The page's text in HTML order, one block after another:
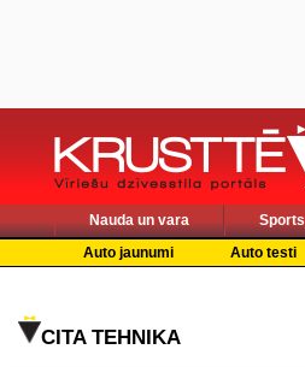
Nauda un vara Sports
Auto jaunumi
Auto testi
CITA TEHNIKA